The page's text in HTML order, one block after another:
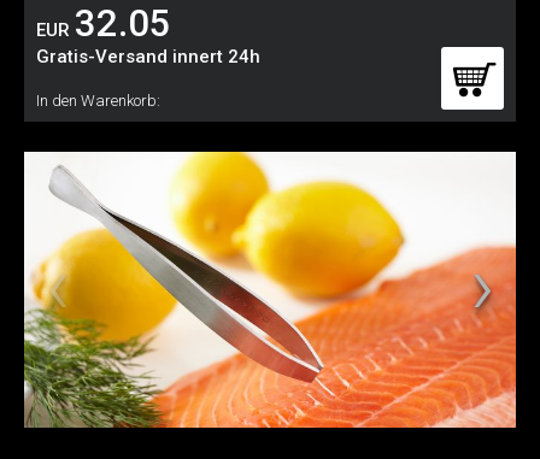
EUR 32.05
Gratis-Versand innert 24h
In den Warenkorb: